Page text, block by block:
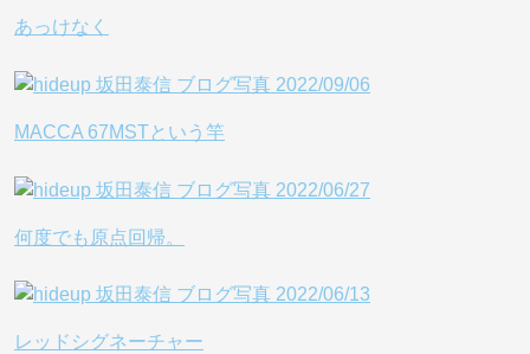
あっけなく
MACCA 67MSTという竿
何度でも原点回帰。
レッドシグネーチャー